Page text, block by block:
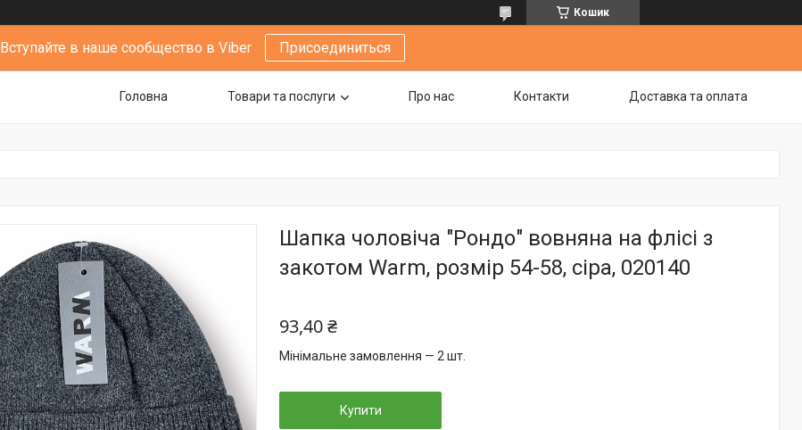
Кошик
Вступайте в наше сообщество в Viber Присоединиться
Головна Товари та послуги Про нас Контакти Доставка та оплата
Шапка чоловіча "Рондо" вовняна на флісі з
закотом Warm, розмір 54-58, сіра, 020140
93,40 ₴
Мінімальне замовлення — 2 шт.
Купити